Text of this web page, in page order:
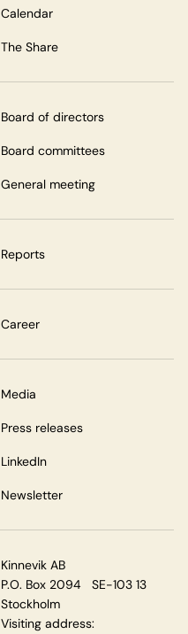
Calendar
The Share
Board of directors
Board committees
General meeting
Reports
Career
Media
Press releases
LinkedIn
Newsletter
Kinnevik AB
P.O. Box 2094 SE-103 13
Stockholm
Visiting address: